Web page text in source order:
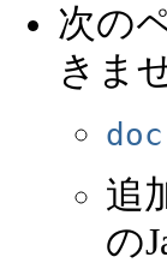
次の
きま
追
の